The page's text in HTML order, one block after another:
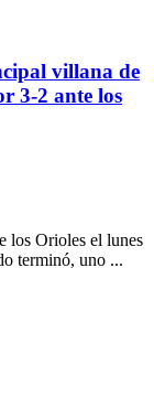
villana de
3-2 ante los
los Orioles el lunes
terminó, uno ...